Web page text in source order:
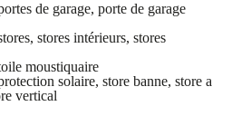
de garage, porte de garage
stores intérieurs, stores
moustiquaire
solaire, store banne, store a
vertical